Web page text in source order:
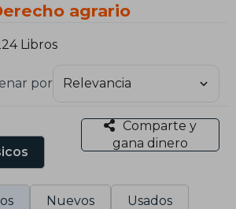
agrario
Libros
por
Comparte y
gana dinero
Nuevos Usados